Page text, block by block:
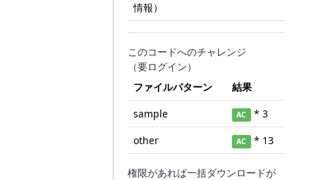
情報）
このコードへのチャレンジ
（要ログイン）
ファイルパターン
結果
sample
AC * 3
other
AC * 13
権限があれば一括ダウンロードが